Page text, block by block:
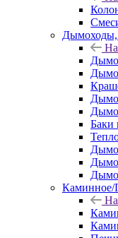
Дымоходы,
Баки
Каминное/